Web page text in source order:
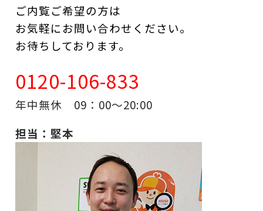
ご内覧ご希望の方は
お気軽にお問い合わせください。
お待ちしております。
0120-106-833
年中無休 09：00～20:00
担当：堅本